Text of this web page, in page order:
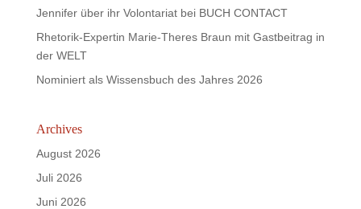
Jennifer über ihr Volontariat bei BUCH CONTACT
Rhetorik-Expertin Marie-Theres Braun mit Gastbeitrag in
der WELT
Nominiert als Wissensbuch des Jahres 2026
Archives
August 2026
Juli 2026
Juni 2026